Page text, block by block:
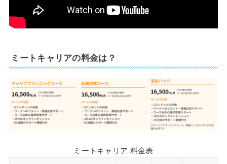
ミートキャリアの料金は？
ミートキャリア 料金表